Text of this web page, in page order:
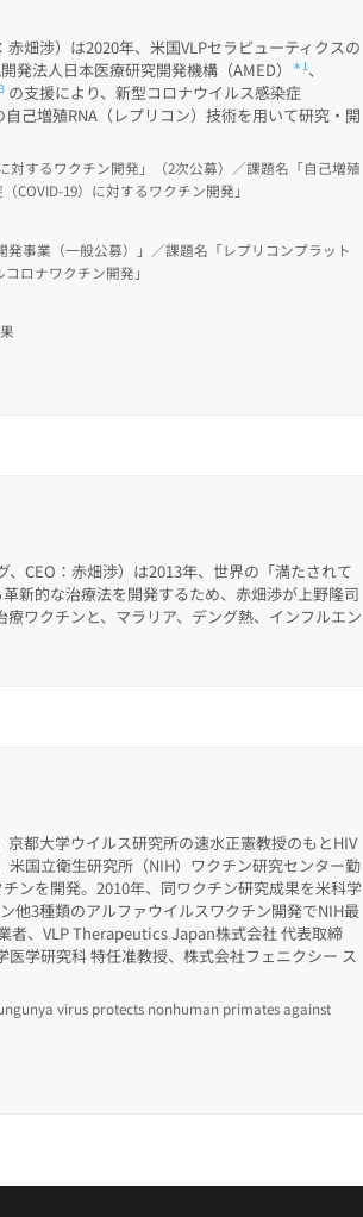
畑渉）は2020年、米国VLPセラピューティクスの
法人日本医療研究開発機構（AMED）
＊1、
の支援により、新型コロナウイルス感染症
己増殖RNA（レプリコン）技術を用いて研究・開
対するワクチン開発」（2次公募）／課題名「自己増殖
COVID-19）に対するワクチン開発」
発事業（一般公募）」／課題名「レプリコンプラット
ロナワクチン開発」
CEO：赤畑渉）は2013年、世界の「満たされて
新的な治療法を開発するため、赤畑渉が上野隆司
ワクチンと、マラリア、デング熱、インフルエン
都大学ウイルス研究所の速水正憲教授のもとHIV
国立衛生研究所（NIH）ワクチン研究センター勤
ンを開発。2010年、同ワクチン研究成果を米科学
他3種類のアルファウイルスワクチン開発でNIH最
者、VLP Therapeutics Japan株式会社 代表取締
学研究科 特任准教授、株式会社フェニクシー ス
virus protects nonhuman primates against